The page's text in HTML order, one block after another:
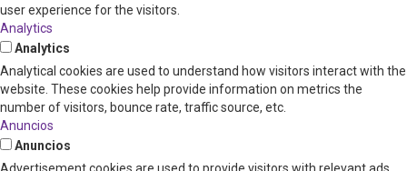
user experience for the visitors.
Analytics
Analytics
Analytical cookies are used to understand how visitors interact with the
website. These cookies help provide information on metrics the
number of visitors, bounce rate, traffic source, etc.
Anuncios
Anuncios